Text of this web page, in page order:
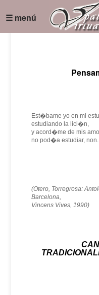
☰ menú
Est�bame yo en mi
estudiando la lici�n,
y acord�me de mis
no pod�a estudiar, non.
(Otero, Torregrosa:
Barcelona,
Vincens Vives, 1990)